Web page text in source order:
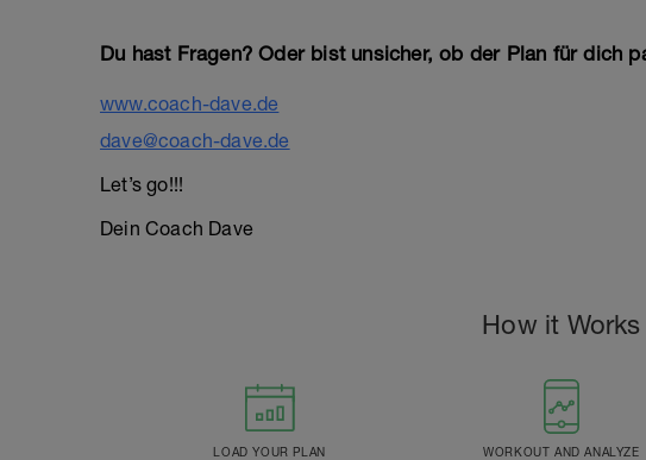
Du hast Fragen? Oder bist unsicher, ob der Plan für dich
www.coach-dave.de
dave@coach-dave.de
Let’s go!!!
Dein Coach Dave
How it Works
LOAD YOUR PLAN WORKOUT AND ANALYZE